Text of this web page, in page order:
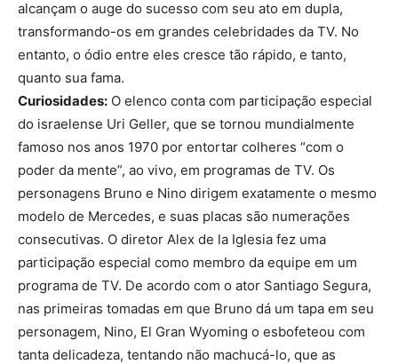
alcançam o auge do sucesso com seu ato em dupla,
transformando-os em grandes celebridades da TV. No
entanto, o ódio entre eles cresce tão rápido, e tanto,
quanto sua fama.
Curiosidades: O elenco conta com participação especial
do israelense Uri Geller, que se tornou mundialmente
famoso nos anos 1970 por entortar colheres “com o
poder da mente”, ao vivo, em programas de TV. Os
personagens Bruno e Nino dirigem exatamente o mesmo
modelo de Mercedes, e suas placas são numerações
consecutivas. O diretor Alex de la Iglesia fez uma
participação especial como membro da equipe em um
programa de TV. De acordo com o ator Santiago Segura,
nas primeiras tomadas em que Bruno dá um tapa em seu
personagem, Nino, El Gran Wyoming o esbofeteou com
tanta delicadeza, tentando não machucá-lo, que as